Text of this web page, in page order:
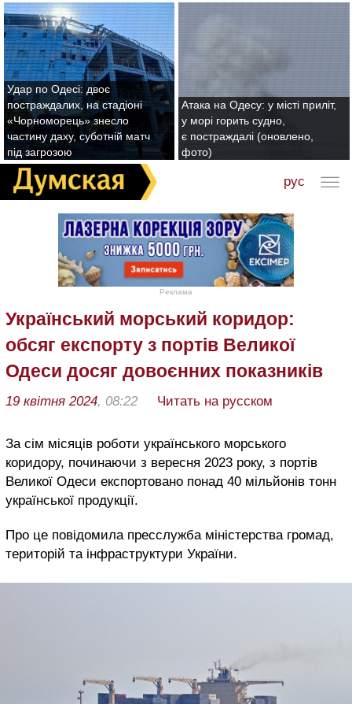
Удар по Одесі: двоє
постраждалих, на стадіоні
«Чорноморець» знесло
частину даху, суботній матч
під загрозою
Атака на Одесу: у місті приліт,
у морі горить судно,
є постраждалі (оновлено,
фото)
рус
Реклама
Український морський коридор:
обсяг експорту з портів Великої
Одеси досяг довоєнних показників
19 квітня 2024, 08:22 Читать на русском
За сім місяців роботи українського морського
коридору, починаючи з вересня 2023 року, з портів
Великої Одеси експортовано понад 40 мільйонів тонн
української продукції.
Про це повідомила пресслужба міністерства громад,
територій та інфраструктури України.